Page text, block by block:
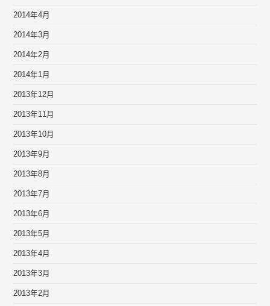
2014年4月
2014年3月
2014年2月
2014年1月
2013年12月
2013年11月
2013年10月
2013年9月
2013年8月
2013年7月
2013年6月
2013年5月
2013年4月
2013年3月
2013年2月